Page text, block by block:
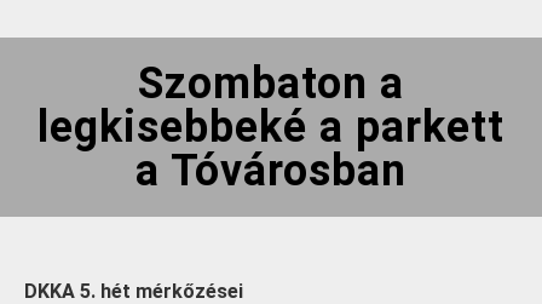
Szombaton a
legkisebbeké a parkett
a Tóvárosban
DKKA 5. hét mérkőzései